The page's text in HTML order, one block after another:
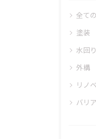
全て
塗装
水回り
外構
リノ
バリ